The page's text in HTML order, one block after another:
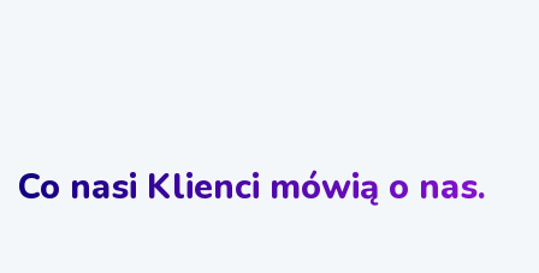
Co nasi Klienci mówią o nas.